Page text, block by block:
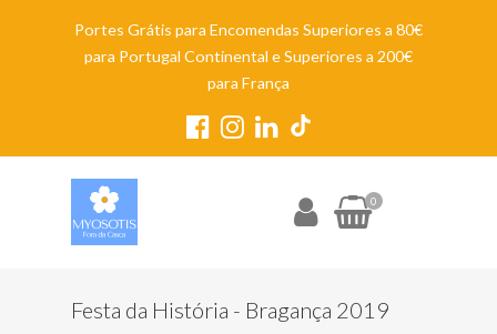
Portes Grátis para Encomendas Superiores a 80€
para Portugal Continental e Superiores a 200€
para França
0
Festa da História - Bragança 2019